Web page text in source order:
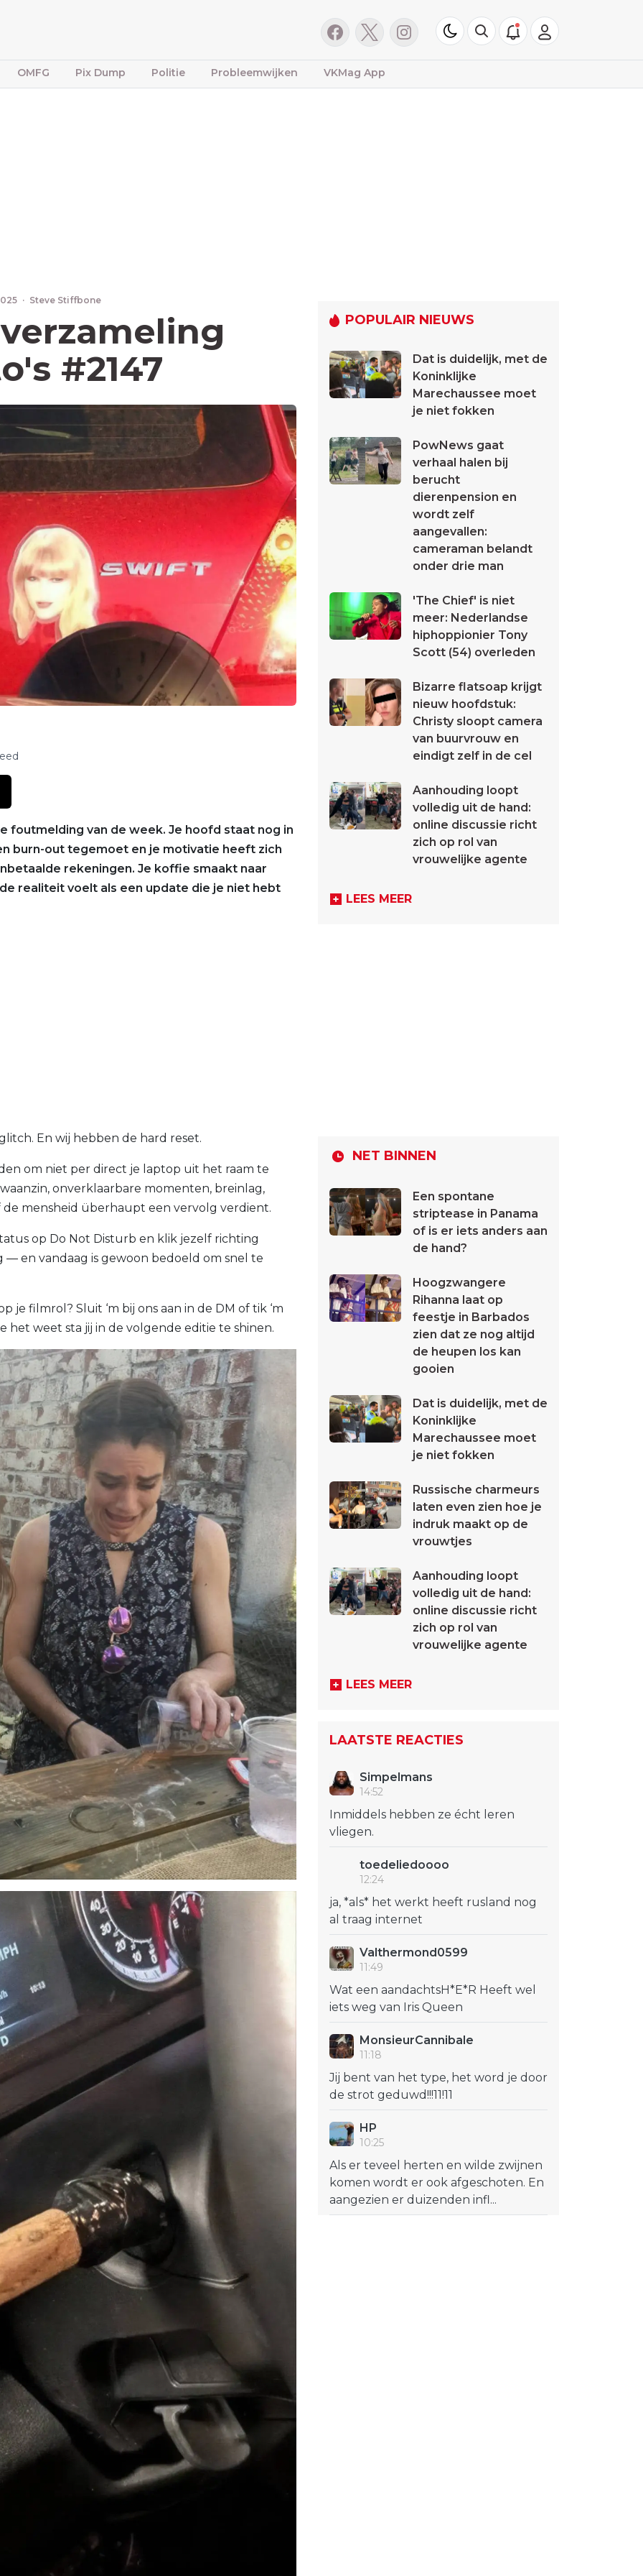
OMFG Pix Dump Politie Probleemwijken VKMag App
· Steve Stiffbone
#2147
foutmelding van de week. Je hoofd staat nog in
burn-out tegemoet en je motivatie heeft zich
rekeningen. Je koffie smaakt naar
realiteit voelt als een update die je niet hebt
En wij hebben de hard reset.
om niet per direct je laptop uit het raam te
onverklaarbare momenten, breinlag,
mensheid überhaupt een vervolg verdient.
op Do Not Disturb en klik jezelf richting
— en vandaag is gewoon bedoeld om snel te
je filmrol? Sluit ‘m bij ons aan in de DM of tik ‘m
het weet sta jij in de volgende editie te shinen.
POPULAIR NIEUWS
Dat is duidelijk, met de
Koninklijke
Marechaussee moet
je niet fokken
PowNews gaat
verhaal halen bij
berucht
dierenpension en
wordt zelf
aangevallen:
cameraman belandt
onder drie man
'The Chief' is niet
meer: Nederlandse
hiphoppionier Tony
Scott (54) overleden
Bizarre flatsoap krijgt
nieuw hoofdstuk:
Christy sloopt camera
van buurvrouw en
eindigt zelf in de cel
Aanhouding loopt
volledig uit de hand:
online discussie richt
zich op rol van
vrouwelijke agente
LEES MEER
NET BINNEN
Een spontane
striptease in Panama
of is er iets anders aan
de hand?
Hoogzwangere
Rihanna laat op
feestje in Barbados
zien dat ze nog altijd
de heupen los kan
gooien
Dat is duidelijk, met de
Koninklijke
Marechaussee moet
je niet fokken
Russische charmeurs
laten even zien hoe je
indruk maakt op de
vrouwtjes
Aanhouding loopt
volledig uit de hand:
online discussie richt
zich op rol van
vrouwelijke agente
LEES MEER
LAATSTE REACTIES
Simpelmans
14:52
Inmiddels hebben ze écht leren
vliegen.
toedeliedoooo
12:24
ja, *als* het werkt heeft rusland nog
al traag internet
Valthermond0599
11:49
Wat een aandachtsH*E*R Heeft wel
iets weg van Iris Queen
MonsieurCannibale
11:18
Jij bent van het type, het word je door
de strot geduwd!!!11!11
HP
10:25
Als er teveel herten en wilde zwijnen
komen wordt er ook afgeschoten. En
aangezien er duizenden infl...